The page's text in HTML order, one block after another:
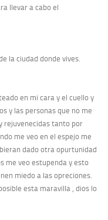
llevar a cabo el
la ciudad donde vives.
en mi cara y el cuello y
y las personas que no me
rejuvenecidas tanto por
me veo en el espejo me
dado otra opurtunidad
me veo estupenda y esto
miedo a las opreciones.
esta maravilla , dios lo